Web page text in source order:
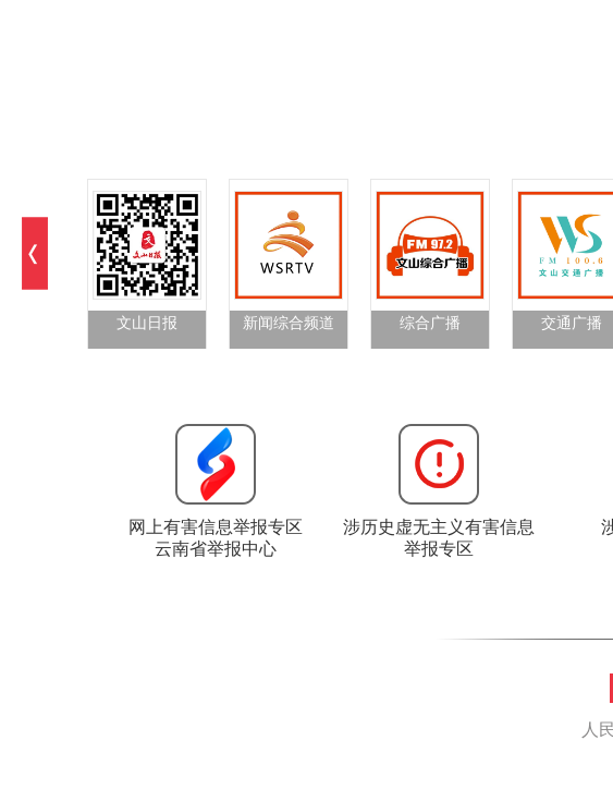
文山日报 新闻综合频道 综合广播 交通广播
网上有害信息举报专区
云南省举报中心
涉历史虚无主义有害信息
举报专区
人